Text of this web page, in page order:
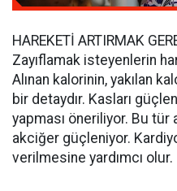
HAREKETİ ARTIRMAK
Zayıflamak isteyenlerin
Alınan kalorinin, yakılan
bir detaydır. Kasları
yapması öneriliyor. Bu
akciğer güçleniyor.
verilmesine yardımcı olur.